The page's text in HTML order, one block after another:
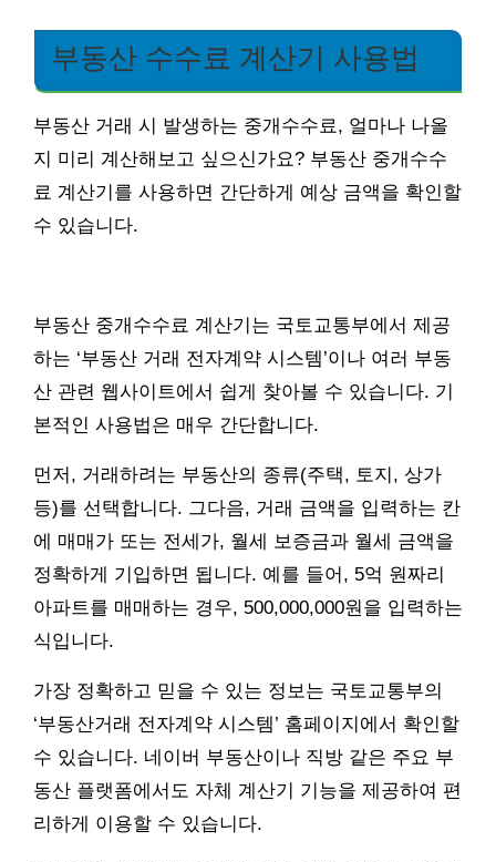
부동산 수수료 계산기 사용법
부동산 거래 시 발생하는 중개수수료, 얼마나 나올
지 미리 계산해보고 싶으신가요? 부동산 중개수수
료 계산기를 사용하면 간단하게 예상 금액을 확인할
수 있습니다.
부동산 중개수수료 계산기는 국토교통부에서 제공
하는 ‘부동산 거래 전자계약 시스템’이나 여러 부동
산 관련 웹사이트에서 쉽게 찾아볼 수 있습니다. 기
본적인 사용법은 매우 간단합니다.
먼저, 거래하려는 부동산의 종류(주택, 토지, 상가
등)를 선택합니다. 그다음, 거래 금액을 입력하는 칸
에 매매가 또는 전세가, 월세 보증금과 월세 금액을
정확하게 기입하면 됩니다. 예를 들어, 5억 원짜리
아파트를 매매하는 경우, 500,000,000원을 입력하는
식입니다.
가장 정확하고 믿을 수 있는 정보는 국토교통부의
‘부동산거래 전자계약 시스템’ 홈페이지에서 확인할
수 있습니다. 네이버 부동산이나 직방 같은 주요 부
동산 플랫폼에서도 자체 계산기 기능을 제공하여 편
리하게 이용할 수 있습니다.